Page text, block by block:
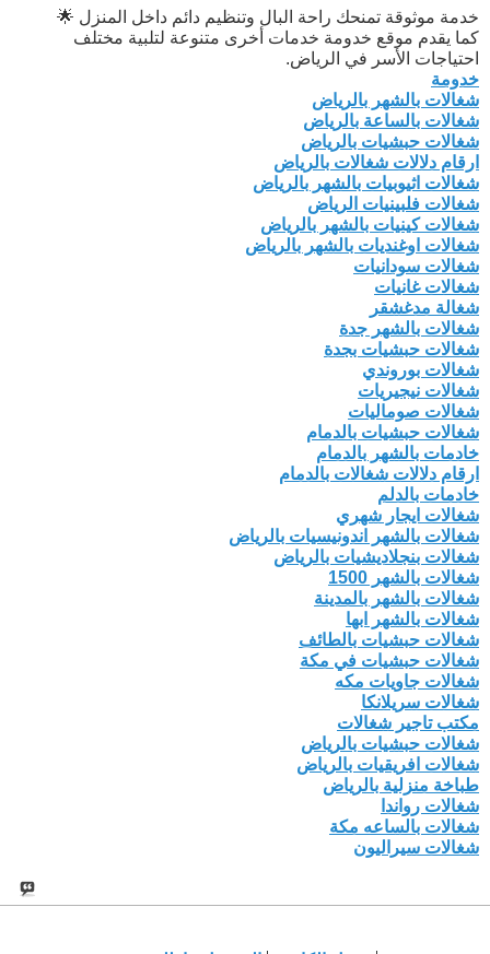
خدمة موثوقة تمنحك راحة البال وتنظيم دائم داخل المنزل 🌟
كما يقدم موقع خدومة خدمات أخرى متنوعة لتلبية مختلف
احتياجات الأسر في الرياض.
خدومة
شغالات بالشهر بالرياض
شغالات بالساعة بالرياض
شغالات حبشيات بالرياض
ارقام دلالات شغالات بالرياض
شغالات اثيوبيات بالشهر بالرياض
شغالات فلبينيات الرياض
شغالات كينيات بالشهر بالرياض
شغالات اوغنديات بالشهر بالرياض
شغالات سودانيات
شغالات غانيات
شغالة مدغشقر
شغالات بالشهر جدة
شغالات حبشيات بجدة
شغالات بوروندي
شغالات نيجيريات
شغالات صوماليات
شغالات حبشيات بالدمام
خادمات بالشهر بالدمام
ارقام دلالات شغالات بالدمام
خادمات بالدلم
شغالات ايجار شهري
شغالات بالشهر اندونيسيات بالرياض
شغالات بنجلاديشيات بالرياض
شغالات بالشهر 1500
شغالات بالشهر بالمدينة
شغالات بالشهر ابها
شغالات حبشيات بالطائف
شغالات حبشيات في مكة
شغالات جاويات مكه
شغالات سريلانكا
مكتب تاجير شغالات
شغالات حبشيات بالرياض
شغالات افريقيات بالرياض
طباخة منزلية بالرياض
شغالات رواندا
شغالات بالساعه مكة
شغالات سيراليون